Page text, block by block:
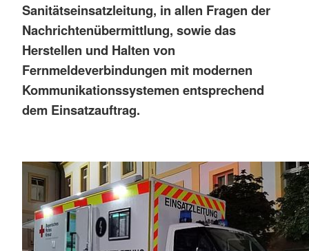
Sanitätseinsatzleitung, in allen Fragen der
Nachrichtenübermittlung, sowie das
Herstellen und Halten von
Fernmeldeverbindungen mit modernen
Kommunikationssystemen entsprechend
dem Einsatzauftrag.